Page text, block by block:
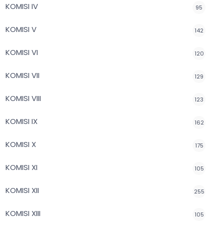
KOMISI IV 95
KOMISI V 142
KOMISI VI 120
KOMISI VII 129
KOMISI VIII 123
KOMISI IX 162
KOMISI X 175
KOMISI XI 105
KOMISI XII 255
KOMISI XIII 105